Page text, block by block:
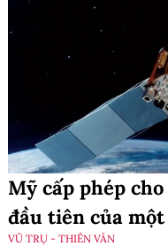
Mỹ cấp phép
đầu tiên của
VŨ TRỤ - THIÊN VĂN